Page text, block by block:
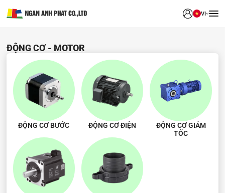
VI
ĐỘNG CƠ - MOTOR
ĐỘNG CƠ BƯỚC ĐỘNG CƠ ĐIỆN
ĐỘNG CƠ GIẢM
TỐC